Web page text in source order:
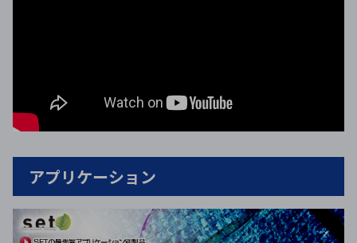
アプリケーション